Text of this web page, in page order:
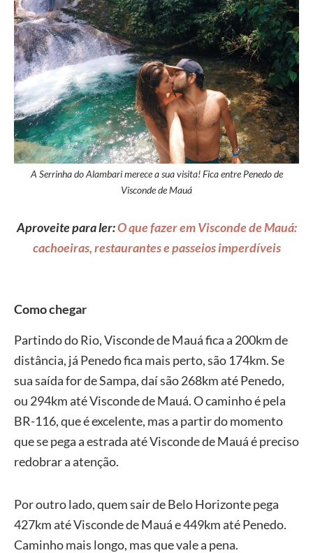
A Serrinha do Alambari merece a sua visita! Fica entre Penedo de
Visconde de Mauá
Aproveite para ler:O que fazer em Visconde de Mauá:
cachoeiras, restaurantes e passeios imperdíveis
Como chegar
Partindo do Rio, Visconde de Mauá fica a 200km de
distância, já Penedo fica mais perto, são 174km. Se
sua saída for de Sampa, daí são 268km até Penedo,
ou 294km até Visconde de Mauá. O caminho é pela
BR-116, que é excelente, mas a partir do momento
que se pega a estrada até Visconde de Mauá é preciso
redobrar a atenção.
Por outro lado, quem sair de Belo Horizonte pega
427km até Visconde de Mauá e 449km até Penedo.
Caminho mais longo, mas que vale a pena.